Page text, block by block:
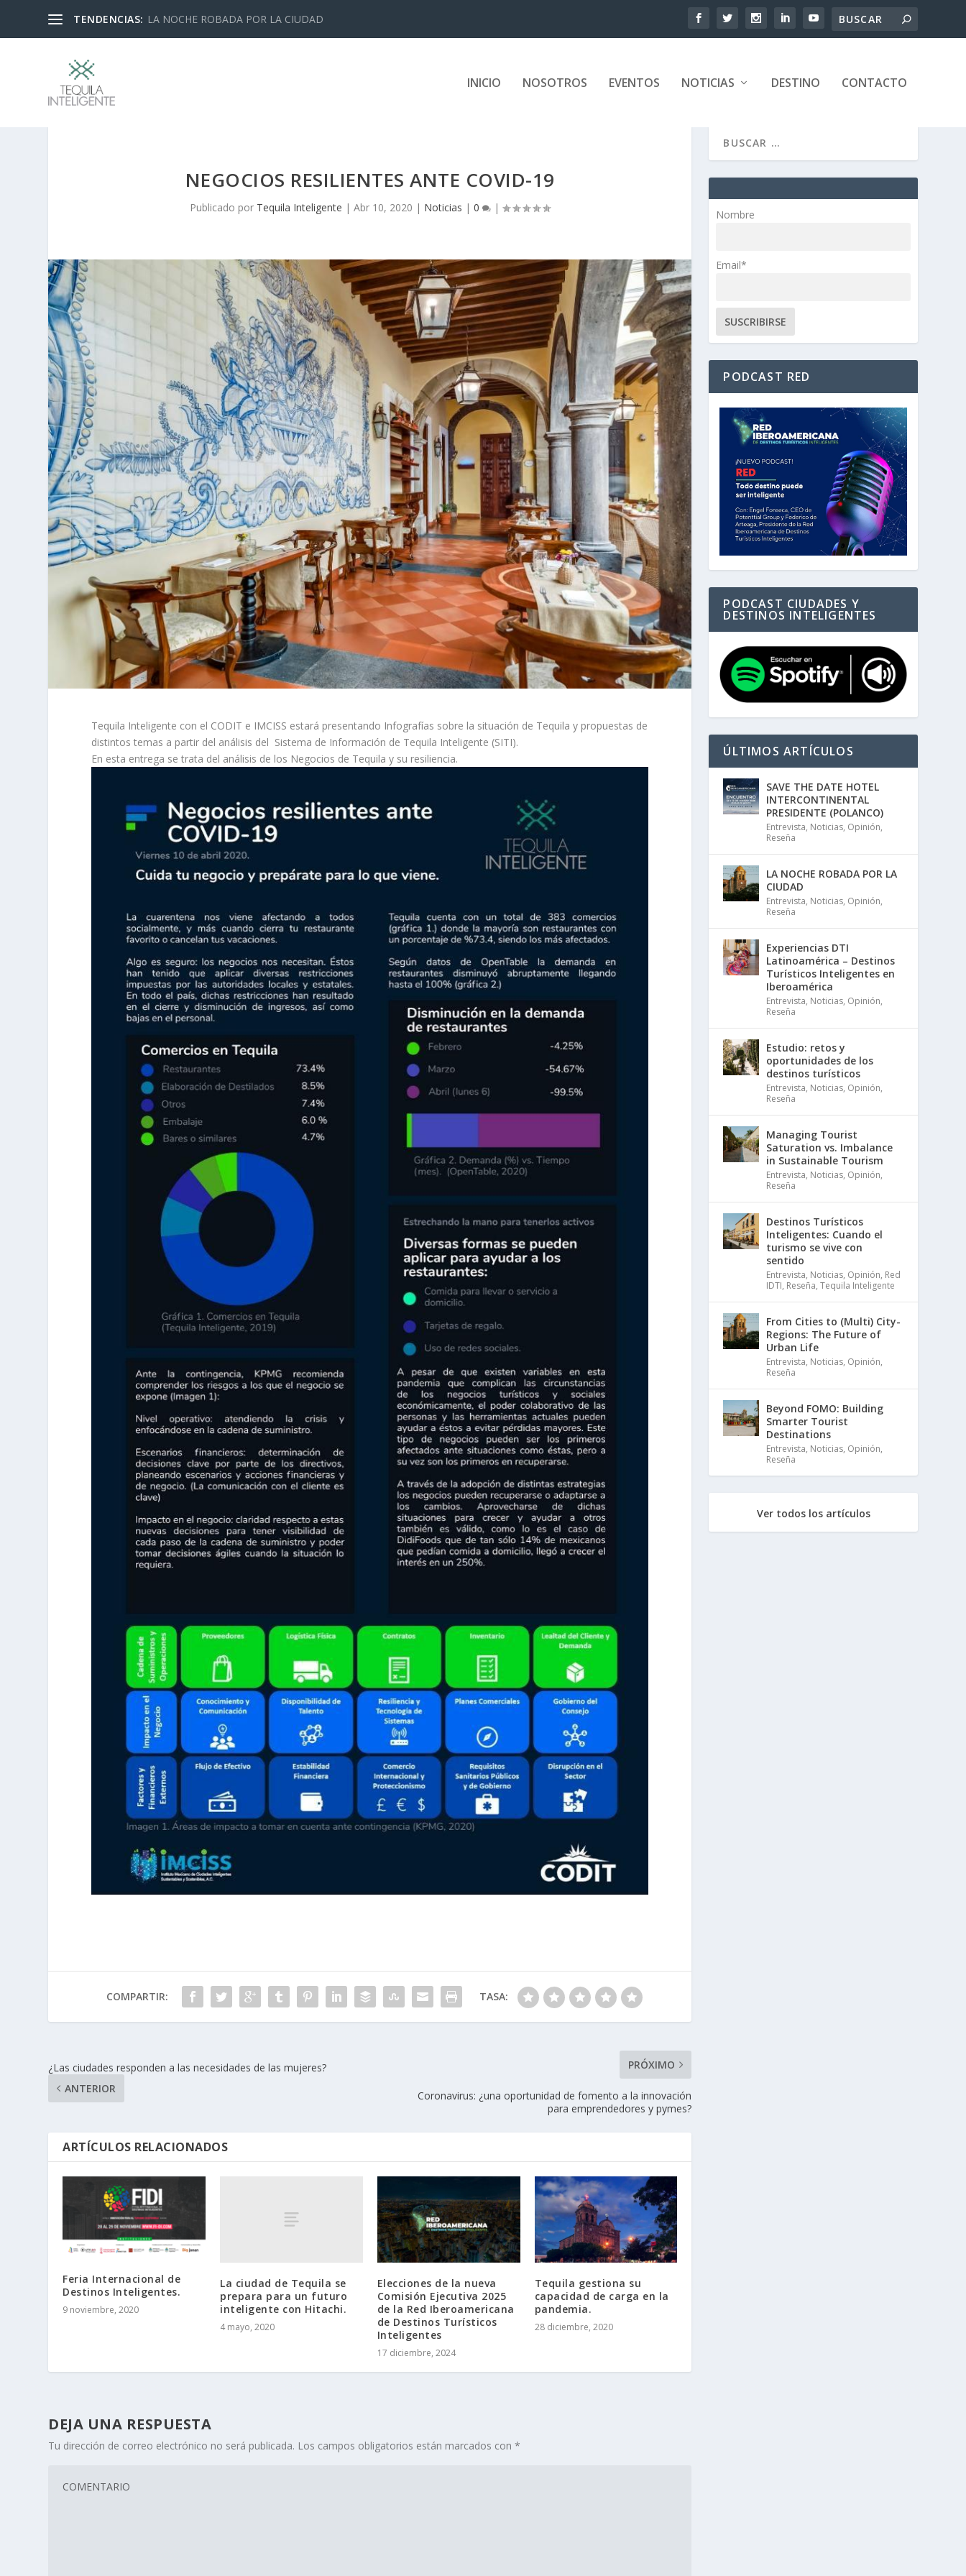
TENDENCIAS: LA NOCHE ROBADA POR LA CIUDAD
INICIO NOSOTROS EVENTOS NOTICIAS DESTINO CONTACTO
NEGOCIOS RESILIENTES ANTE COVID-19
Publicado por Tequila Inteligente |Abr 10, 2020 | Noticias |0 |
Tequila Inteligente con el CODIT e IMCISS estará presentando Infografías sobre la situación de Tequila y propuestas de
distintos temas a partir del análisis del Sistema de Información de Tequila Inteligente (SITI).
En esta entrega se trata del análisis de los Negocios de Tequila y su resiliencia.
COMPARTIR: TASA:
¿Las ciudades responden a las necesidades de las mujeres?
ANTERIOR
PRÓXIMO
Coronavirus: ¿una oportunidad de fomento a la innovación
para emprendedores y pymes?
ARTÍCULOS RELACIONADOS
Feria Internacional de
Destinos Inteligentes.
9 noviembre, 2020
La ciudad de Tequila se
prepara para un futuro
inteligente con Hitachi.
4 mayo, 2020
Elecciones de la nueva
Comisión Ejecutiva 2025
de la Red Iberoamericana
de Destinos Turísticos
Inteligentes
17 diciembre, 2024
Tequila gestiona su
capacidad de carga en la
pandemia.
28 diciembre, 2020
DEJA UNA RESPUESTA
Tu dirección de correo electrónico no será publicada. Los campos obligatorios están marcados con*
Nombre
Email*
PODCAST RED
PODCAST CIUDADES Y
DESTINOS INTELIGENTES
ÚLTIMOS ARTÍCULOS
SAVE THE DATE HOTEL
INTERCONTINENTAL
PRESIDENTE (POLANCO)
Entrevista, Noticias, Opinión,
Reseña
LA NOCHE ROBADA POR LA
CIUDAD
Entrevista, Noticias, Opinión,
Reseña
Experiencias DTI
Latinoamérica – Destinos
Turísticos Inteligentes en
Iberoamérica
Entrevista, Noticias, Opinión,
Reseña
Estudio: retos y
oportunidades de los
destinos turísticos
Entrevista, Noticias, Opinión,
Reseña
Managing Tourist
Saturation vs. Imbalance
in Sustainable Tourism
Entrevista, Noticias, Opinión,
Reseña
Destinos Turísticos
Inteligentes: Cuando el
turismo se vive con
sentido
Entrevista, Noticias, Opinión, Red
IDTI, Reseña,Tequila Inteligente
From Cities to (Multi) City-
Regions: The Future of
Urban Life
Entrevista, Noticias, Opinión,
Reseña
Beyond FOMO: Building
Smarter Tourist
Destinations
Entrevista, Noticias, Opinión,
Reseña
Ver todos los artículos